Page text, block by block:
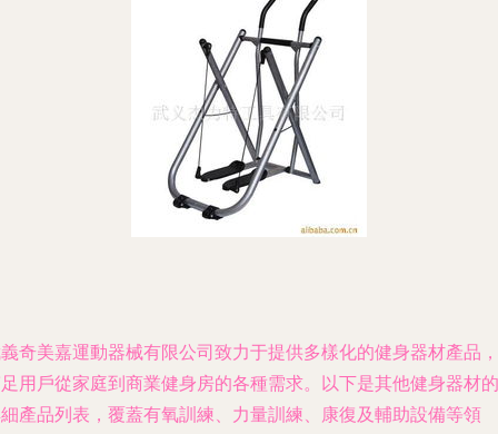
奇美嘉運動器械有限公司致力于提供多樣化的健身器材產品，
用戶從家庭到商業健身房的各種需求。以下是其他健身器材的
產品列表，覆蓋有氧訓練、力量訓練、康復及輔助設備等領